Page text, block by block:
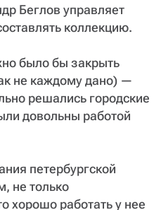
Беглов управляет
коллекцию.
было бы закрыть
не каждому дано) —
решались городские
довольны работой
петербургской
не только
хорошо работать у нее